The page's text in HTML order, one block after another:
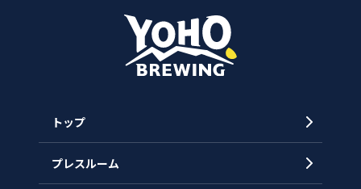
トップ
プレスルーム